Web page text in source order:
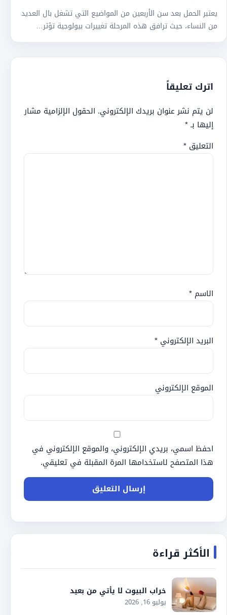
يعتبر الحمل بعد سن الأربعين من المواضيع التي تشغل بال العديد
من النساء، حيث ترافق هذه المرحلة تغييرات بيولوجية تؤثر…
اترك تعليقاً
لن يتم نشر عنوان بريدك الإلكتروني. الحقول الإلزامية مشار
إليها بـ*
التعليق *
الاسم *
البريد الإلكتروني *
الموقع الإلكتروني
احفظ اسمي، بريدي الإلكتروني، والموقع الإلكتروني في
هذا المتصفح لاستخدامها المرة المقبلة في تعليقي.
الأكثر قراءة
خراب البيوت لا يأتي من بعيد
يوليو 16, 2026